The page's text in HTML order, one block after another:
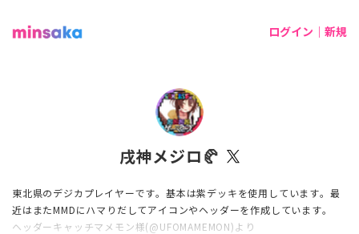
ログイン｜新規
戌神メジロ🥐
東北県のデジカプレイヤーです。基本は紫デッキを使用しています。最
近はまたMMDにハマりだしてアイコンやヘッダーを作成しています。
ヘッダーキャッチマメモン様(@UFOMAMEMON)より